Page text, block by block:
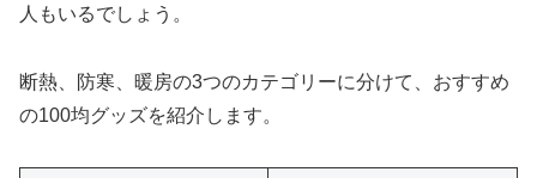
人もいるでしょう。
断熱、防寒、暖房の3つのカテゴリーに分けて、おすすめ
の100均グッズを紹介します。